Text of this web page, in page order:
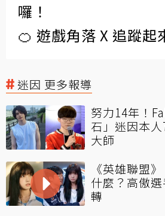
囉！
🍊 遊戲角落 X 追蹤起
迷因 更多報導
努力14年！
石」迷因本
大師
《英雄聯盟
什麼？高傲
轉